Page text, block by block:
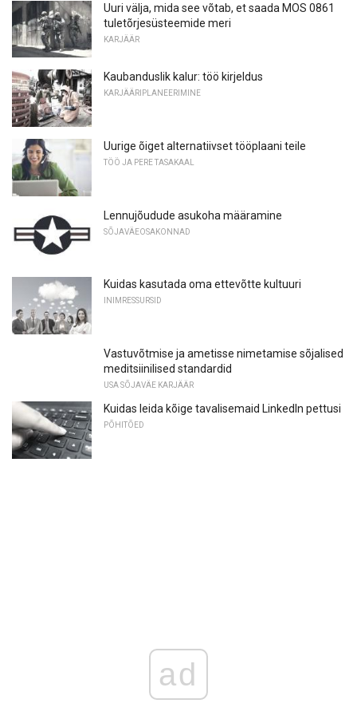
Uuri välja, mida see võtab, et saada MOS 0861
tuletõrjesüsteemide meri
KARJÄÄR
Kaubanduslik kalur: töö kirjeldus
KARJÄÄRIPLANEERIMINE
Uurige õiget alternatiivset tööplaani teile
TÖÖ JA PERE TASAKAAL
Lennujõudude asukoha määramine
SÕJAVÄEOSAKONNAD
Kuidas kasutada oma ettevõtte kultuuri
INIMRESSURSID
Vastuvõtmise ja ametisse nimetamise sõjalised
meditsiinilised standardid
USA SÕJAVÄE KARJÄÄR
Kuidas leida kõige tavalisemaid LinkedIn pettusi
PÕHITÕED
ad